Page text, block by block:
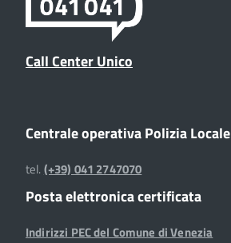
Call Center Unico
Centrale operativa Polizia Locale
tel.(+39) 041 2747070
Posta elettronica certificata
Indirizzi PEC del Comune di Venezia